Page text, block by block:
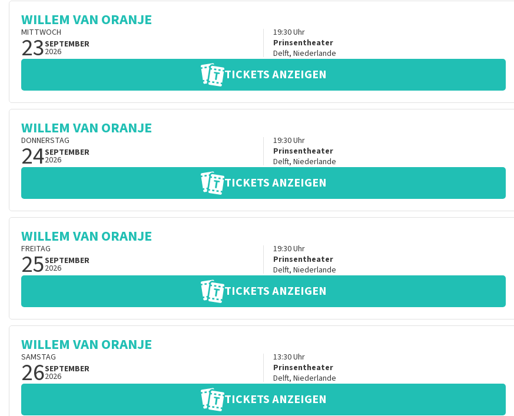
WILLEM VAN ORANJE
MITTWOCH
23SEPTEMBER
2026
19:30Uhr
Prinsentheater
Delft, Niederlande
TICKETS ANZEIGEN
WILLEM VAN ORANJE
DONNERSTAG
24SEPTEMBER
2026
19:30Uhr
Prinsentheater
Delft, Niederlande
TICKETS ANZEIGEN
WILLEM VAN ORANJE
FREITAG
25SEPTEMBER
2026
19:30Uhr
Prinsentheater
Delft, Niederlande
TICKETS ANZEIGEN
WILLEM VAN ORANJE
SAMSTAG
26SEPTEMBER
2026
13:30Uhr
Prinsentheater
Delft, Niederlande
TICKETS ANZEIGEN